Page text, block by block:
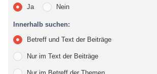
Ja
Nein
Innerhalb suchen:
Betreff und Text der Beiträge
Nur im Text der Beiträge